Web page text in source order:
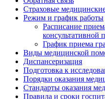
Страховые
Режим и график работы
Расписание
консультативной
График приема
Виды медицинской
Диспансеризация
Подготовка к
Порядки оказания
Стандарты оказания
Правила и сроки